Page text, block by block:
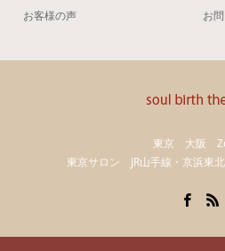
お客様の声 お
東京 大阪
東京サロン JR山手線・京浜